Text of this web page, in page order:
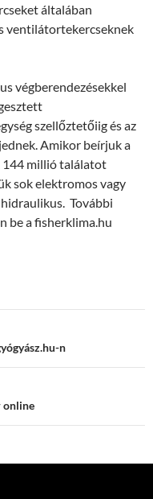
általában
ventilátortekercseknek
végberendezésekkel
szellőztetőiig és az
Amikor beírjuk a
144 millió találatot
sok elektromos vagy
További
be a fisherklima.hu
n
online